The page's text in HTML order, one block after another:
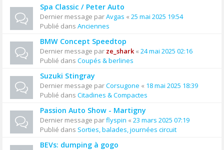
Spa Classic / Peter Auto
Dernier message parAvgas « 25 mai 2025 19:54
Publié dans Anciennes
BMW Concept Speedtop
Dernier message par ze_shark« 24 mai 2025 02:16
Publié dans Coupés & berlines
Suzuki Stingray
Dernier message parCorsugone « 18 mai 2025 18:39
Publié dans Citadines & Compactes
Passion Auto Show - Martigny
Dernier message parflyspin « 23 mars 2025 07:19
Publié dans Sorties, balades, journées circuit
BEVs: dumping à gogo